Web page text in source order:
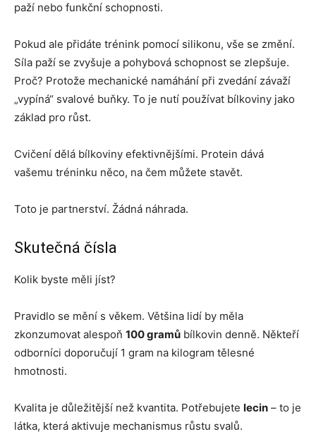
paží nebo funkční schopnosti.
Pokud ale přidáte trénink pomocí silikonu, vše se změní.
Síla paží se zvyšuje a pohybová schopnost se zlepšuje.
Proč? Protože mechanické namáhání při zvedání závaží
„vypíná“ svalové buňky. To je nutí používat bílkoviny jako
základ pro růst.
Cvičení dělá bílkoviny efektivnějšími. Protein dává
vašemu tréninku něco, na čem můžete stavět.
Toto je partnerství. Žádná náhrada.
Skutečná čísla
Kolik byste měli jíst?
Pravidlo se mění s věkem. Většina lidí by měla
zkonzumovat alespoň 100 gramů bílkovin denně. Někteří
odborníci doporučují 1 gram na kilogram tělesné
hmotnosti.
Kvalita je důležitější než kvantita. Potřebujete lecin – to je
látka, která aktivuje mechanismus růstu svalů.